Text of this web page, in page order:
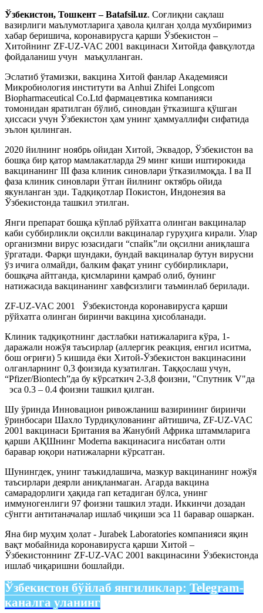
Ўзбекистон, Тошкент – Batafsil.uz. Соғлиқни сақлаш
вазирлиги маълумотларига ҳавола қилган ҳолда мухбиримиз
хабар беришича, коронавирусга қарши Ўзбекистон –
Хитойнинг ZF-UZ-VAC 2001 вакцинаси Хитойда фавқулотда
фойдаланиш учун маъқулланган.
Эслатиб ўтамизки, вакцина Хитой фанлар Академияси
Микробиология институти ва Аnhui Zhifei Longcom
Biopharmaceutical Co.Ltd фармацевтика компанияси
томонидан яратилган бўлиб, синовдан ўтказишга қўшган
ҳиссаси учун Ўзбекистон ҳам унинг ҳаммуаллифи сифатида
эълон қилинган.
2020 йилнинг ноябрь ойидан Хитой, Эквадор, Ўзбекистон ва
бошқа бир қатор мамлакатларда 29 минг киши иштирокида
вакцинанинг III фаза клиник синовлари ўтказилмоқда. I ва II
фаза клиник синовлари ўтган йилнинг октябрь ойида
якунланган эди. Тадқиқотлар Покистон, Индонезия ва
Ўзбекистонда ташкил этилган.
Янги препарат бошқа кўплаб рўйхатга олинган вакциналар
каби суббирликли оқсилли вакциналар гуруҳига кирали. Улар
организмни вирус юзасидаги “спайк”ли оқсилни аниқлашга
ўргатади. Фарқи шундаки, бундай вакциналар бутун вирусни
ўз ичига олмайди, балким фақат унинг суббирликлари,
бошқача айтганда, қисмларини қамраб олиб, бунинг
натижасида вакцинанинг хавфсизлиги таъминлаб берилади.
ZF-UZ-VAC 2001 Ўзбекистонда коронавирусга қарши
рўйхатга олинган биринчи вакцина ҳисобланади.
Клиник тадқиқотнинг дастлабки натижаларига кўра, 1-
даражали ножўя таъсирлар (аллергик реакция, енгил иситма,
бош оғриғи) 5 кишида ёки Хитой-Ўзбекистон вакцинасини
олганларнинг 0,3 фоизида кузатилган. Таққослаш учун,
“Pfizer/Biontech”да бу кўрсаткич 2-3,8 фоизни, "Спутник V"да
эса 0.3 – 0.4 фоизни ташкил қилган.
Шу ўринда Инновацион ривожланиш вазирининг биринчи
ўринбосари Шахло Турдиқулованинг айтишича, ZF-UZ-VAC
2001 вакцинаси Британия ва Жанубий Африка штаммларига
қарши АҚШнинг Moderna вакцинасига нисбатан олти
баравар юқори натижаларни кўрсатган.
Шунингдек, унинг таъкидлашича, мазкур вакцинанинг ножўя
таъсирлари деярли аниқланмаган. Агарда вакцина
самарадорлиги ҳақида гап кетадиган бўлса, унинг
иммуногенлиги 97 фоизни ташкил этади. Иккинчи дозадан
сўнгги антитаначалар ишлаб чиқиши эса 11 баравар ошаркан.
Яна бир муҳим ҳолат - Jurabek Laboratories компанияси яқин
вақт мобайнида коронавирусга қарши Хитой –
Ўзбекистоннинг ZF-UZ-VAC 2001 вакцинасини Ўзбекистонда
ишлаб чиқаришни бошлайди.
Ўзбекистон бўйлаб янгиликлар: Telegram-
каналга уланинг